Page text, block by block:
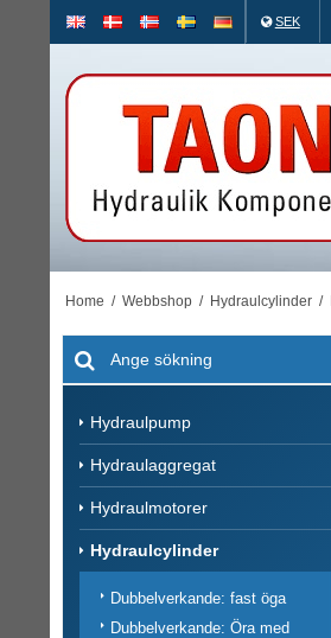
SEK
Home / Webbshop / Hydraulcylinder /
Hydraulpump
Hydraulaggregat
Hydraulmotorer
Hydraulcylinder
Dubbelverkande: fast öga
Dubbelverkande: Öra med